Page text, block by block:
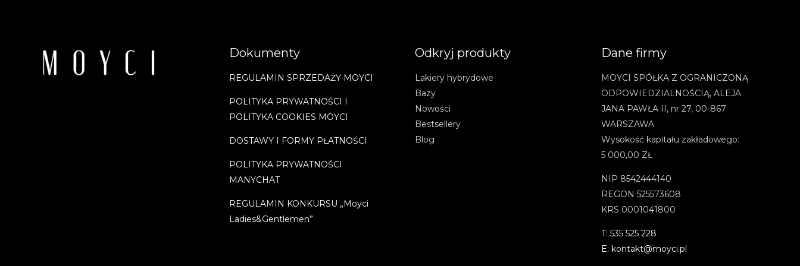
Dokumenty
REGULAMIN SPRZEDAŻY MOYCI
POLITYKA PRYWATNOŚCI I
POLITYKA COOKIES MOYCI
DOSTAWY I FORMY PŁATNOŚCI
POLITYKA PRYWATNOŚCI
MANYCHAT
REGULAMIN KONKURSU „Moyci
Ladies&Gentlemen”
Odkryj produkty
Lakiery hybrydowe
Bazy
Nowości
Bestsellery
Blog
Dane firmy
MOYCI SPÓŁKA Z OGRANICZONĄ
ODPOWIEDZIALNOŚCIĄ, ALEJA
JANA PAWŁA II, nr 27, 00-867
WARSZAWA
Wysokość kapitału zakładowego:
5 000,00 ZŁ
NIP 8542444140
REGON 525573608
KRS 0001041800
T: 535 525 228
E: kontakt@moyci.pl